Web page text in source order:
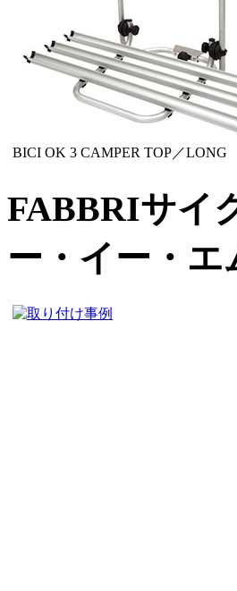
BICI OK 3 CAMPER TOP／LONG
FABBRIサイ
ー・イー・